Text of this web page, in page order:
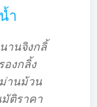
ำ
านจิงกลิ้
องกลิ้ง
านม้วน
ติราคา